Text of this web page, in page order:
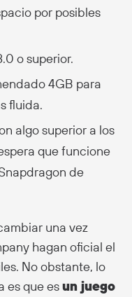
por posibles
o superior.
4GB para
fluida.
algo superior a los
que funcione
de
una vez
hagan oficial el
No obstante, lo
es que esun juego